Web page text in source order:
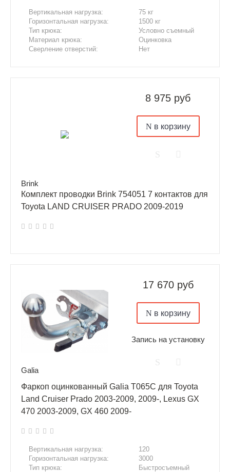
Вертикальная нагрузка:
75 кг
Горизонтальная нагрузка:
1500 кг
Тип крюка:
Условно съемный
Материал крюка:
Оцинковка
Сверление отверстий:
Нет
Brink
8 975 руб
в корзину
Комплект проводки Brink 754051 7 контактов для
Toyota LAND CRUISER PRADO 2009-2019
Galia
17 670 руб
в корзину
Запись на установку
Фаркоп оцинкованный Galia T065C для Toyota
Land Cruiser Prado 2003-2009, 2009-, Lexus GX
470 2003-2009, GX 460 2009-
Вертикальная нагрузка:
120
Горизонтальная нагрузка:
3000
Тип крюка:
Быстросъемный